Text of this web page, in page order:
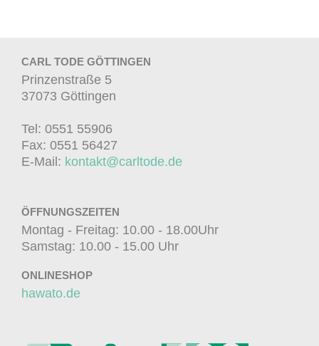
CARL TODE GÖTTINGEN
Prinzenstraße 5
37073 Göttingen
Tel: 0551 55906
Fax: 0551 56427
E-Mail: kontakt@carltode.de
ÖFFNUNGSZEITEN
Montag - Freitag: 10.00 - 18.00Uhr
Samstag: 10.00 - 15.00 Uhr
ONLINESHOP
hawato.de